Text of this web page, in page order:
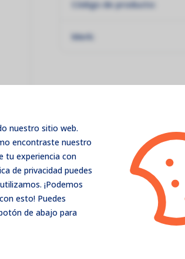
nuestro sitio web.
encontraste nuestro
tu experiencia con
de privacidad puedes
¡Podemos
esto! Puedes
de abajo para
Código de producto:
Merk: